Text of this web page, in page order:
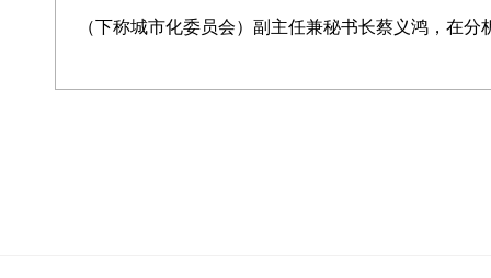
（下称城市化委员会）副主任兼秘书长蔡义鸿，在